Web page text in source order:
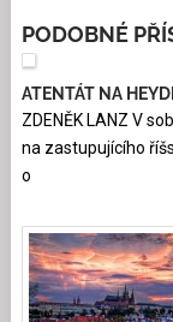
PODOBNÉ
ATENTÁT NA
ZDENĚK LANZ V
na zastupujícího
o